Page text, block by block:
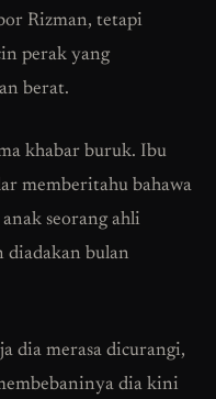
Rizman, tetapi
perak yang
berat.
khabar buruk. Ibu
memberitahu bahawa
seorang ahli
diadakan bulan
dia merasa dicurangi,
dia kini